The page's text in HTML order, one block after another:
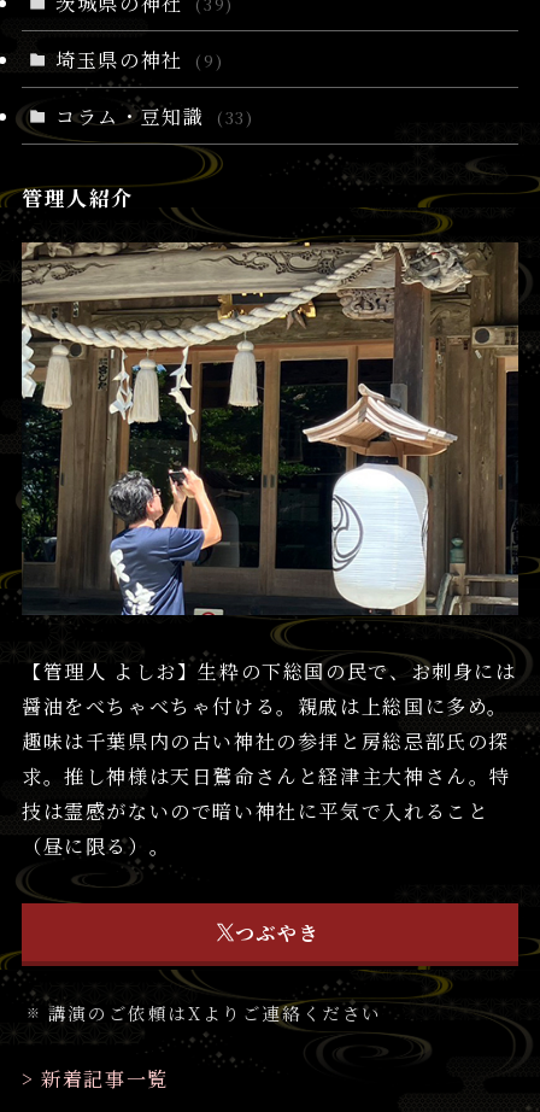
埼玉県の神社 (9)
コラム・豆知識 (33)
管理人紹介
【管理人 よしお】生粋の下総国の民で、お刺身には
醤油をべちゃべちゃ付ける。親戚は上総国に多め。
趣味は千葉県内の古い神社の参拝と房総忌部氏の探
求。推し神様は天日鷲命さんと経津主大神さん。特
技は霊感がないので暗い神社に平気で入れること
（昼に限る）。
つぶやき
講演のご依頼はXよりご連絡ください
> 新着記事一覧